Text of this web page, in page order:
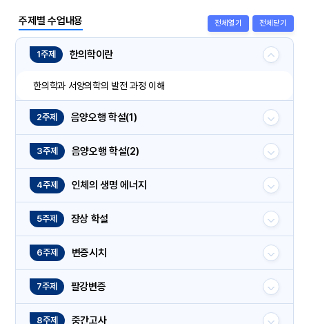
주제별 수업내용 전체열기 전체닫기
1주제 한의학이란
한의학과 서양의학의 발전 과정 이해
2주제 음양오행 학설(1)
3주제 음양오행 학설(2)
4주제 인체의 생명 에너지
5주제 장상 학설
6주제 변증시치
7주제 팔강변증
8주제 중간고사